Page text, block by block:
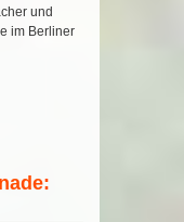
und
im Berliner